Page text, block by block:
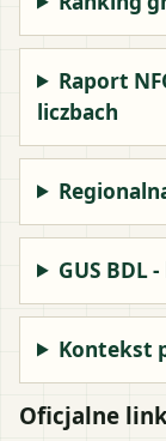
Raport
liczbach
GUS BDL
Kontekst
Oficjalne